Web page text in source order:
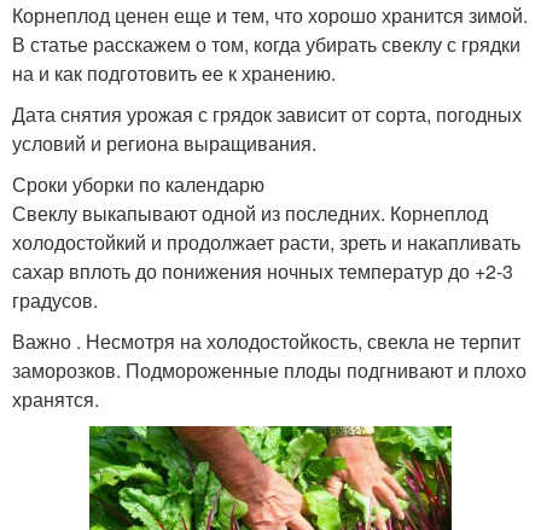
Корнеплод ценен еще и тем, что хорошо хранится зимой.
В статье расскажем о том, когда убирать свеклу с грядки
на и как подготовить ее к хранению.
Дата снятия урожая с грядок зависит от сорта, погодных
условий и региона выращивания.
Сроки уборки по календарю
Свеклу выкапывают одной из последних. Корнеплод
холодостойкий и продолжает расти, зреть и накапливать
сахар вплоть до понижения ночных температур до +2-3
градусов.
Важно . Несмотря на холодостойкость, свекла не терпит
заморозков. Подмороженные плоды подгнивают и плохо
хранятся.